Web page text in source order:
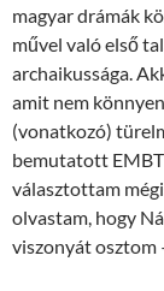
magyar drámák
művel való első
archaikussága.
amit nem
(vonatkozó)
bemutatott
választottam
olvastam, hogy
viszonyát osztom